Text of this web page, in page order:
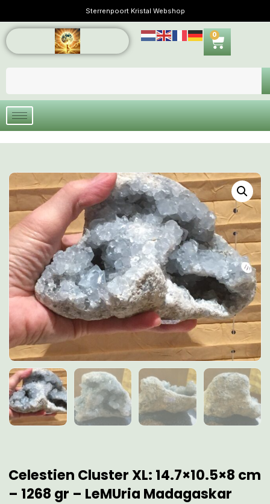
Sterrenpoort Kristal Webshop
0
Celestien Cluster XL: 14.7×10.5×8 cm
– 1268 gr – LeMUria Madagaskar